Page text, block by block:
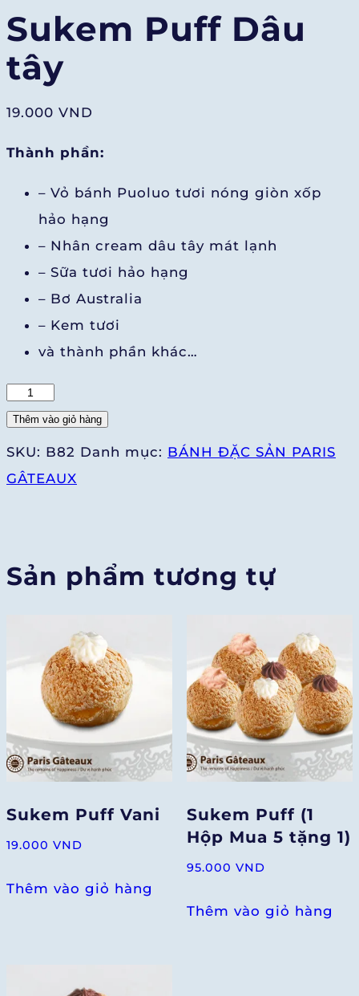
Sukem Puff Dâu
tây
19.000 VND
Thành phần:
– Vỏ bánh Puoluo tươi nóng giòn xốp
hảo hạng
– Nhân cream dâu tây mát lạnh
– Sữa tươi hảo hạng
– Bơ Australia
– Kem tươi
và thành phần khác…
Sukem
Puff
Dâu
tây
Thêm vào giỏ hàng
SKU: B82 Danh mục: BÁNH ĐẶC SẢN PARIS
GÂTEAUX
Sản phẩm tương tự
Sukem Puff Vani
19.000 VND
Thêm vào giỏ hàng
Sukem Puff (1
Hộp Mua 5 tặng 1)
95.000 VND
Thêm vào giỏ hàng